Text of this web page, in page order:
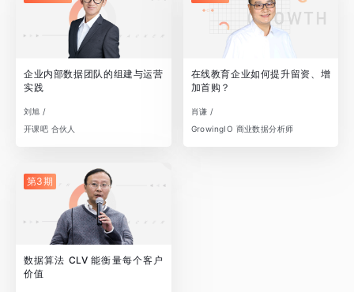
企业内部数据团队的组建与运营
实践
刘旭 /
开课吧 合伙人
在线教育企业如何提升留资、增
加首购？
肖谦 /
GrowingIO 商业数据分析师
第3期
数据算法 CLV 能衡量每个客户
价值